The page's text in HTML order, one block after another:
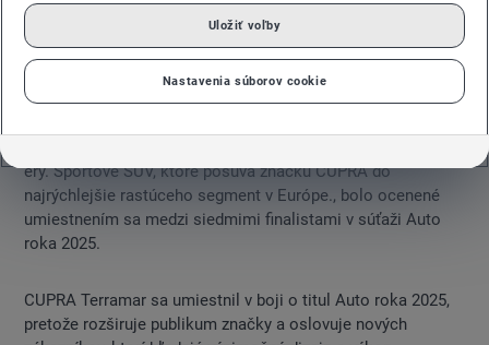
dostali do finále v roku 2021
Porotu súťaže Auto roka 2025 tvorí 60 významých
motoristických novinárov z 23 krajín Európy
Celkový víťaz bude vyhlásený začiatkom roka 2025
éry. Športové SUV, ktoré posúva značku CUPRA do
najrýchlejšie rastúceho segment v Európe., bolo ocenené
umiestnením sa medzi siedmimi finalistami v súťaži Auto
roka 2025.
CUPRA Terramar sa umiestnil v boji o titul Auto roka 2025,
pretože rozširuje publikum značky a oslovuje nových
Uložiť voľby
Nastavenia súborov cookie